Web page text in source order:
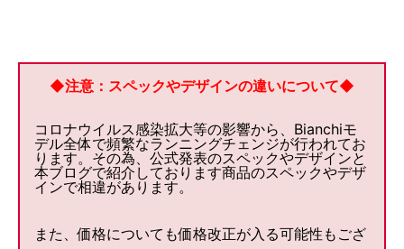
◆注意：スペックやデザインの違いについて◆
コロナウイルス感染拡大等の影響から、Bianchiモ
デル全体で頻繁なランニングチェンジが行われてお
ります。その為、公式発表のスペックやデザインと
本ブログで紹介しております商品のスペックやデザ
インで相違があります。
また、価格についても価格改正が入る可能性もござ